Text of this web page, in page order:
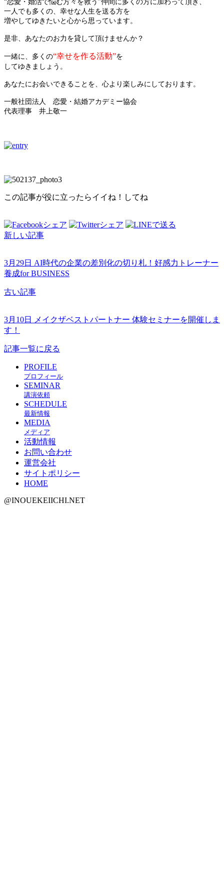
“恋愛・婚活で悩む方々を救う”仲間に多くの方に加わって頂き、
一人でも多くの、幸せな人生を送る方を
増やしてゆきたいと心から思っています。
是非、あなたのお力を貸して頂けませんか？
一緒に、多くの“幸せを作る活動”を
してゆきましょう。
あなたにお会いできることを、心より楽しみにしております。
一般社団法人 恋愛・結婚アカデミー協会
代表理事 井上敬一
この記事が役に立ったらイイね！してね
新しい記事
3月29日 AI時代の企業の差別化の切り札！好感力トレーナー
養成for BUSINESS
古い記事
3月10日 メイクザベストパートナー 体験セミナーを開催しま
す！
記事一覧に戻る
PROFILE
プロフィール
SEMINAR
講演依頼
SCHEDULE
最新情報
MEDIA
メディア
活動情報
お問い合わせ
運営会社
サイトポリシー
HOME
@INOUEKEIICHI.NET